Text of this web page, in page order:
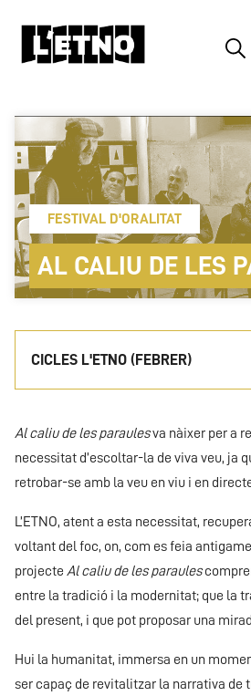
Buscar
FESTIVAL D'ORALITAT
AL CALIU DE LES
CICLES L'ETNO (FEBRER)
Al caliu de les paraulesva nàixer per a
necessitat d’escoltar-la de viva veu, ja
retrobar-se amb la veu en viu i en
L’ETNO, atent a esta necessitat,
voltant del foc, on, com es feia
projecte Al caliu de les paraules
entre la tradició i la modernitat; que la
del present, i que pot proposar una
Hui la humanitat, immersa en un
ser capaç de revitalitzar la narrativa